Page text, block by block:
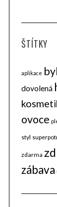
ŠTÍTKY
aplikace
dovolená
ovoce
styl
zdarma
zábava